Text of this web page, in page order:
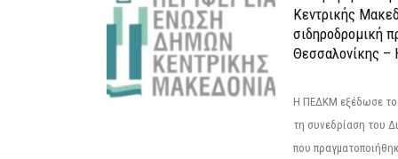
Κεντρικής
σιδηροδρομική
Θεσσαλονίκης –
Η ΠΕΔΚΜ εξέδωσε το
τη συνεδρίαση του
που